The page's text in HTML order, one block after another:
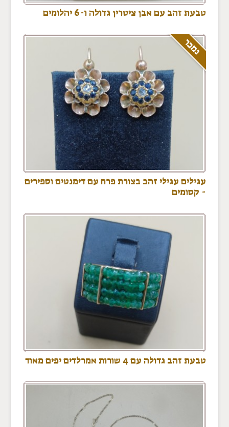
טבעת זהב עם אבן ציטרין גדולה ו-6 יהלומים
נמכר
עגילים עגילי זהב בצורת פרח עם דימנטים וספירים
- קסומים
טבעת זהב גדולה עם 4 שורות אמרלדים יפים מאוד